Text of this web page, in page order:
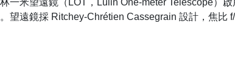
一米望遠鏡（LOT，Lulin One-meter Telescope）
望遠鏡採 Ritchey-Chrétien Cassegrain 設計，焦比